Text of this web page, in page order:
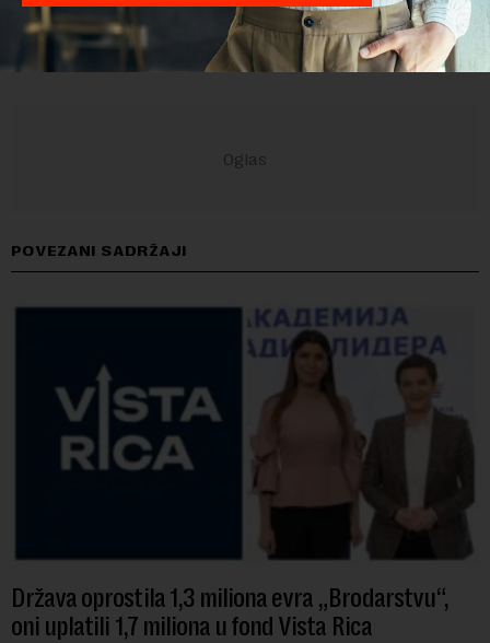
POVEZANI SADRŽAJI
Država oprostila 1,3 miliona evra „Brodarstvu“,
oni uplatili 1,7 miliona u fond Vista Rica